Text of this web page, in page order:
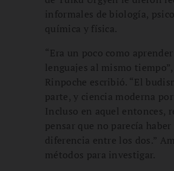
informales de biología,
química y física.
“Era un poco como
lenguajes al mismo
Rinpoche escribió. “El
parte, y ciencia moderna
Incluso en aquel entonces,
pensar que no parecía haber
diferencia entre los dos.”
métodos para investigar.